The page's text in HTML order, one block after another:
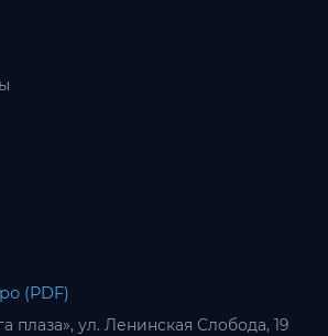
(PDF)
плаза», ул. Ленинская Слобода, 19